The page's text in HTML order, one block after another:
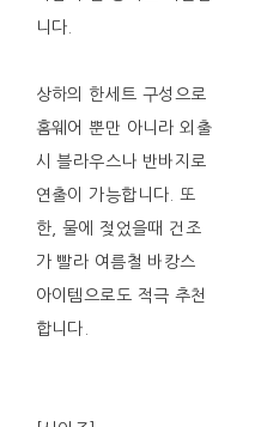
니다.
상하의 한세트 구성으로
홈웨어 뿐만 아니라 외출
시 블라우스나 반바지로
연출이 가능합니다. 또
한, 물에 젖었을때 건조
가 빨라 여름철 바캉스
아이템으로도 적극 추천
합니다.